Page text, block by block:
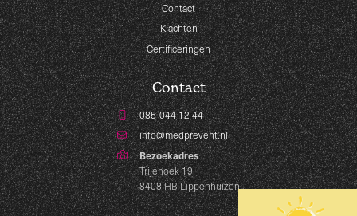
Contact
Klachten
Certificeringen
Contact
085-044 12 44
info@medprevent.nl
Bezoekadres
Trijehoek 19
8408 HB Lippenhuizen